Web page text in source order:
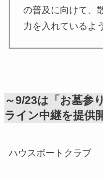
の普及に向けて、
力を入れているよ
～9/23は「お墓参
ライン中継を提供
ハウスボートクラブ